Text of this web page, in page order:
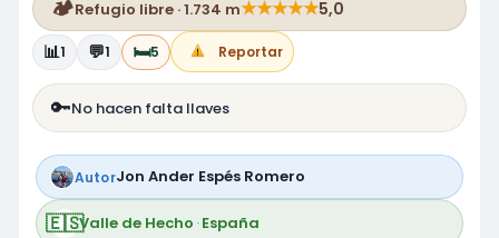
🏕️Refugio libre · 1.734 m★★★★★5,0
📊1 💬1 🛏️5 Reportar
🔑No hacen falta llaves
AutorJon Ander Espés Romero
🇪🇸Valle de Hecho ·España